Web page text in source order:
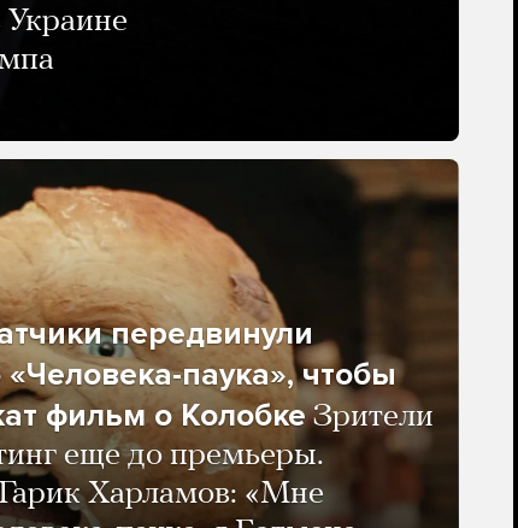
Украине
передвинули
паука», чтобы
фильм о Колобке Зрители
еще до премьеры.
Харламов: «Мне